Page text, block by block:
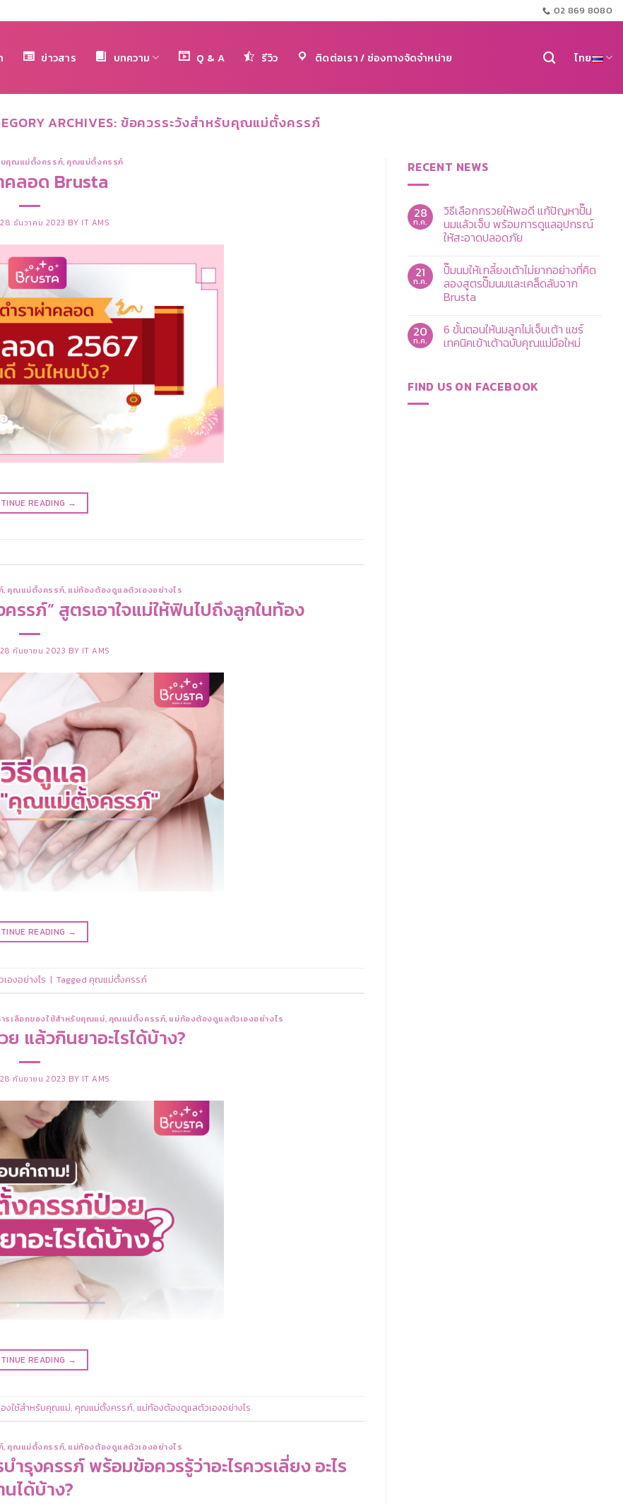
02 869 8080
ข่าวสาร บทความ Q & A รีวิว ติดต่อเรา / ช่องทางจัดจำหน่าย ไทย
ARCHIVES: ข้อควรระวังสำหรับคุณแม่ตั้งครรภ์
บคุณแม่ตั้งครรภ์, คุณแม่ตั้งครรภ์
ลอด Brusta
28 ธันวาคม 2023 BY IT AMS
READING →
, คุณแม่ตั้งครรภ์, แม่ท้องต้องดูแลตัวเองอย่างไร
ภ์” สูตรเอาใจแม่ให้ฟินไปถึงลูกในท้อง
28 กันยายน 2023 BY IT AMS
READING →
องอย่างไร | Tagged คุณแม่ตั้งครรภ์
รเลือกของใช้สำหรับคุณแม่, คุณแม่ตั้งครรภ์, แม่ท้องต้องดูแลตัวเองอย่างไร
แล้วกินยาอะไรได้บ้าง?
28 กันยายน 2023 BY IT AMS
READING →
งใช้สำหรับคุณแม่, คุณแม่ตั้งครรภ์, แม่ท้องต้องดูแลตัวเองอย่างไร
, คุณแม่ตั้งครรภ์, แม่ท้องต้องดูแลตัวเองอย่างไร
งครรภ์ พร้อมข้อควรรู้ว่าอะไรควรเลี่ยง อะไร
นได้บ้าง?
RECENT NEWS
28
ก.ค.
วิธีเลือกกรวยให้พอดี แก้ปัญหาปั๊ม
นมแล้วเจ็บ พร้อมการดูแลอุปกรณ์
ให้สะอาดปลอดภัย
ความ
เห็น
บน
วิธี
เลือก
พอดี
แก้
ปัญหา
พร้อม
21
ก.ค.
ปั๊มนมให้เกลี้ยงเต้าไม่ยากอย่างที่คิด
ลองสูตรปั๊มนมและเคล็ดลับจาก
Brusta
ความ
เห็น
บน
ปั๊ม
เต้า
ไม่
20
ก.ค.
6 ขั้นตอนให้นมลูกไม่เจ็บเต้า แชร์
เทคนิคเข้าเต้าฉบับคุณแม่มือใหม่
บน
6
FIND US ON FACEBOOK